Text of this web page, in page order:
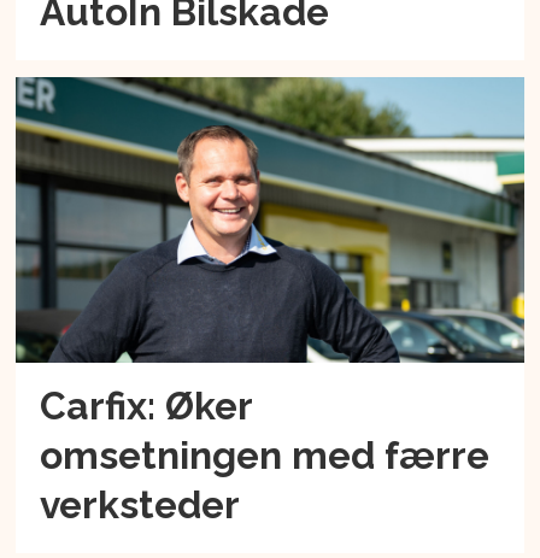
AutoIn Bilskade
Carfix: Øker
omsetningen med færre
verksteder